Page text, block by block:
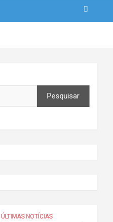
Pesquisar
ÚLTIMAS NOTÍCIAS